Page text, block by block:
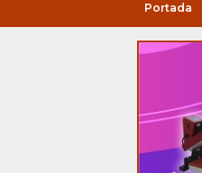
Portada